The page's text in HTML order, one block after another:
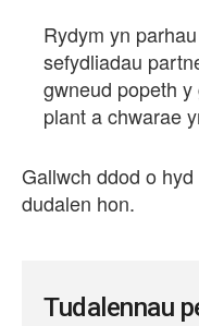
Rydym yn
sefydliadau
gwneud popeth
plant a chwarae
Gallwch ddod o
dudalen hon.
Tudalennau